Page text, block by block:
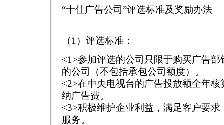
“十佳广告公司”评选标准及奖励办法
（1）评选标准：
<1>参加评选的公司只限于购买广告
的公司（不包括承包公司额度）。
<2>在中央电视台的广告投放额全年
纳广告费。
<3>积极维护企业利益，满足客户要
服务。